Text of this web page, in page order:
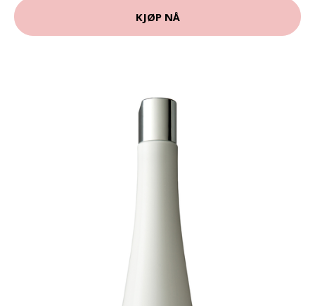
KJØP NÅ